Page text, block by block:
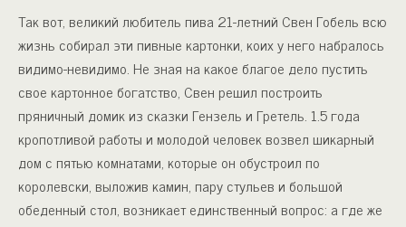
Так вот, великий любитель пива 21-летний Свен Гобель всю
жизнь собирал эти пивные картонки, коих у него набралось
видимо-невидимо. Не зная на какое благое дело пустить
свое картонное богатство, Свен решил построить
пряничный домик из сказки Гензель и Гретель. 1.5 года
кропотливой работы и молодой человек возвел шикарный
дом с пятью комнатами, которые он обустроил по
королевски, выложив камин, пару стульев и большой
обеденный стол, возникает единственный вопрос: а где же